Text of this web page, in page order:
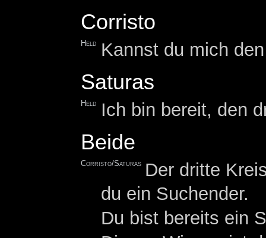
Corristo
Held Kannst du mich
Saturas
Held Ich bin bereit, den
Beide
Corristo/Saturas Der dritte
du ein Suchender.
Du bist bereits ein